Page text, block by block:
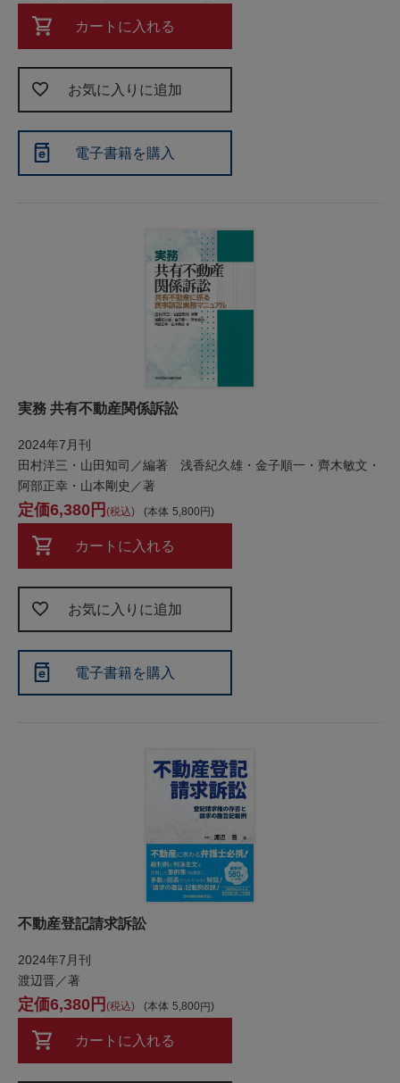
カートに入れる
お気に入りに追加
電子書籍を購入
実務 共有不動産関係訴訟
2024年7月刊
田村洋三・山田知司／編著 浅香紀久雄・金子順一・齊木敏文・
阿部正幸・山本剛史／著
本体 5,800
6,380 税込
カートに入れる
お気に入りに追加
電子書籍を購入
不動産登記請求訴訟
2024年7月刊
渡辺晋／著
本体 5,800
6,380 税込
カートに入れる